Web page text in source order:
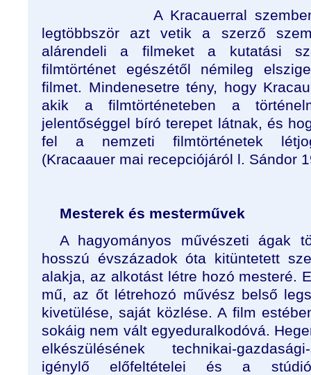
A Kracauerral
legtöbbször azt vetik a szerző
alárendeli a filmeket a kutatási
filmtörténet egészétől némileg
filmet. Mindenesetre tény, hogy
akik a filmtörténeteben a
jelentőséggel bíró terepet látnak, és
fel a nemzeti filmtörténetek
(Kracaauer mai recepciójáról l. Sándor
Mesterek és mesterművek
A hagyományos művészeti ágak
hosszú évszázadok óta kitüntetett
alakja, az alkotást létre hozó mesteré.
mű, az őt létrehozó művész belső
kivetülése, saját közlése. A film
sokáig nem vált egyeduralkodóvá.
elkészülésének technikai-
igénylő előfeltételei és a